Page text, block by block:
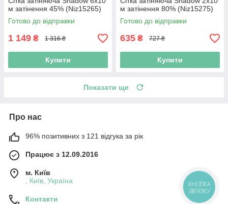
м затінення 45% (Niz15265)
Готово до відправки
1 149 ₴ 1 316 ₴
Купити
м затінення 80% (Niz15275)
Готово до відправки
635 ₴ 727 ₴
Купити
Показати ще
Про нас
96% позитивних з 121 відгука за рік
Працює з 12.09.2016
м. Київ
, Київ, Україна
Контакти
КНОПКА
ЗВ'ЯЗКУ